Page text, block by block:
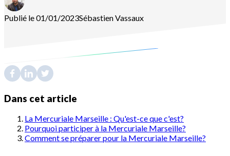
Publié le 01/01/2023SébastienVassaux
Dans cet article
La Mercuriale Marseille : Qu'est-ce que c'est?
Pourquoi participer à la Mercuriale Marseille?
Comment se préparer pour la Mercuriale Marseille?